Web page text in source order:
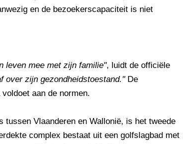
en de bezoekerscapaciteit is niet
leven mee met zijn familie", luidt de officiële
over zijn gezondheidstoestand."De
aan de normen.
tussen Vlaanderen en Wallonië, is het tweede
complex bestaat uit een golfslagbad met